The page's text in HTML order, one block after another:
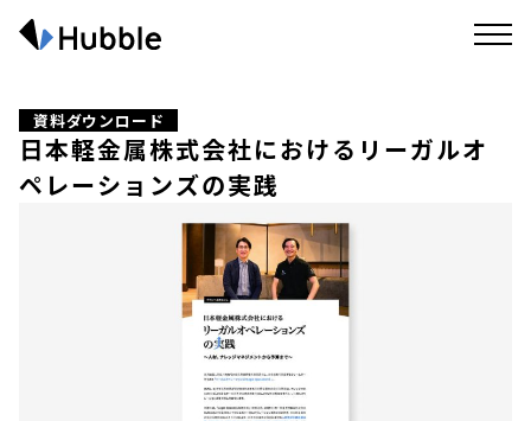
資料ダウンロード
日本軽金属株式会社におけるリーガルオ
ペレーションズの実践